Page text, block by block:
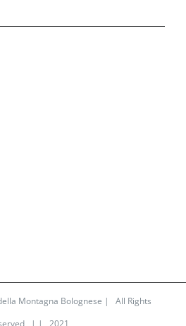
Montagna Bolognese | All Rights
| | 2021